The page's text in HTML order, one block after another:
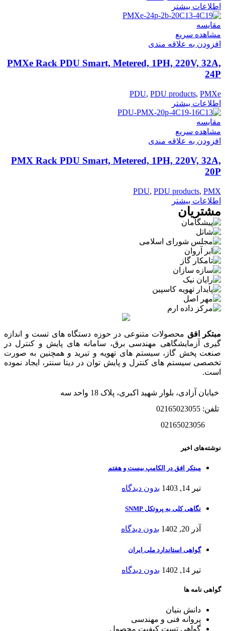
اطلاعات بیشتر
مقایسه
مشاهده سریع
افزودن به علاقه مندی
PMXe Rack PDU Smart, Metered, 1PH, 220V, 32A,
24P
PDU, PDU products, PMXe
اطلاعات بیشتر
مقایسه
مشاهده سریع
افزودن به علاقه مندی
PMX Rack PDU Smart, Metered, 1PH, 220V, 32A,
20P
PDU, PDU products, PMX
اطلاعات بیشتر
مشتریان
مبتکر افق محصولات متنوعی در حوزه دستگاه های تست و اندازه
گیری آزمایشگاهی مهندسی برق، سامانه های پایش و کنترل در
صنعت پخش گاز، سیستم های تهویه و تبرید و همچنین به صورت
تخصصی سیستم های کنترل و پایش توان در دیتا سنتر، ایجاد نموده
است.
خیابان آزادی، بلوار شهید اکبری، پلاک 18 واحد سه
تلفن: 02165023055
نوشته‌های اخیر
مبتکر افق در الکامپ بیست و هفتم
تیر 14, 1403 بدون دیدگاه
نگاهی کلی به پروتکل SNMP
آذر 20, 1402 بدون دیدگاه
گواهی استاندارد ملی ایران
تیر 14, 1402 بدون دیدگاه
گواهی نامه ها
دانش بنیان
پروانه فنی و مهندسی
گواهی تست کیفیت محصول